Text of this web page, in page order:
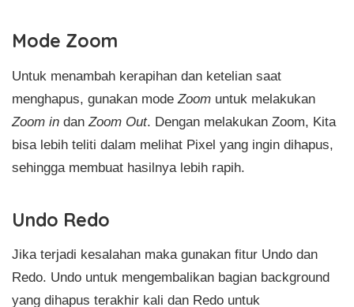
Mode Zoom
Untuk menambah kerapihan dan ketelian saat
menghapus, gunakan mode Zoom untuk melakukan
Zoom in dan Zoom Out. Dengan melakukan Zoom, Kita
bisa lebih teliti dalam melihat Pixel yang ingin dihapus,
sehingga membuat hasilnya lebih rapih.
Undo Redo
Jika terjadi kesalahan maka gunakan fitur Undo dan
Redo. Undo untuk mengembalikan bagian background
yang dihapus terakhir kali dan Redo untuk